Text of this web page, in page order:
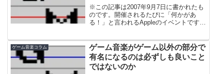
※この記事は2007年9月7日に書かれたも
のです。開催されるたびに「何かがあ
る！」と言われるAppleのイベントです
話機能を抜いて無線LAN対応...
ゲーム音楽コラム
ゲーム音楽がゲーム以外の部分で
有名になるのは必ずしも良いこと
ではないのか